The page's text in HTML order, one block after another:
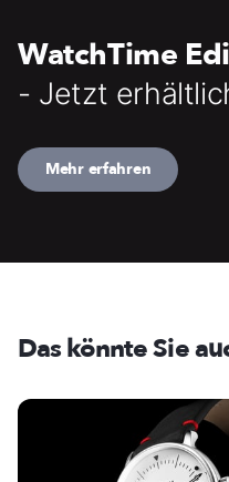
WatchTime
- Jetzt
Mehr erfahren
Das könnte Sie